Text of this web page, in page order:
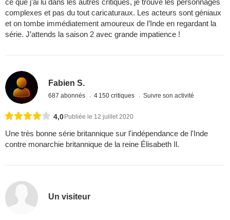
ce que j’ai lu dans les autres critiques, je trouve les personnages
complexes et pas du tout caricaturaux. Les acteurs sont géniaux
et on tombe immédiatement amoureux de l’Inde en regardant la
série. J’attends la saison 2 avec grande impatience !
Fabien S.
687 abonnés 4 150 critiques Suivre son activité
4,0 Publiée le 12 juillet 2020
Une très bonne série britannique sur l'indépendance de l'Inde
contre monarchie britannique de la reine Élisabeth Il.
Un visiteur